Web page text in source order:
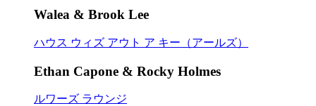
Walea & Brook Lee
ハウス ウィズ アウト ア キー（アールズ）
Ethan Capone & Rocky Holmes
ルワーズ ラウンジ